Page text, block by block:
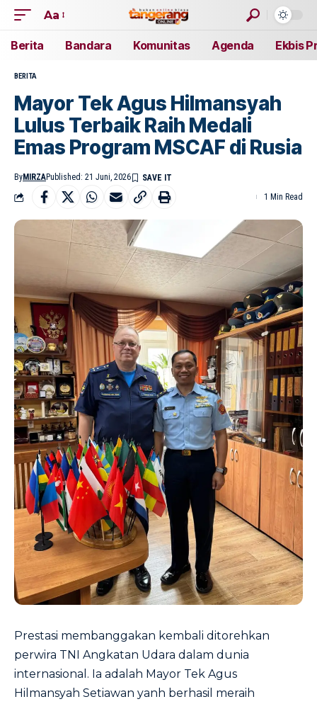
Aa
Berita Bandara Komunitas Agenda Ekbis
BERITA
Mayor Tek Agus Hilmansyah
Lulus Terbaik Raih Medali
Emas Program MSCAF di Rusia
ByMIRZAPublished: 21 Juni, 2026
1 Min Read
Prestasi membanggakan kembali ditorehkan
perwira TNI Angkatan Udara dalam dunia
internasional. Ia adalah Mayor Tek Agus
Hilmansyah Setiawan yanh berhasil meraih